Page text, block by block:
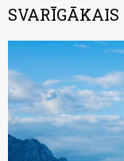
SVARĪGĀKAIS